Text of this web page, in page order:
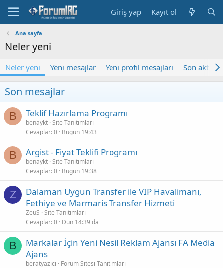
Giriş yap Kayıt ol
Ana sayfa
Neler yeni
Neler yeni Yeni mesajlar Yeni profil mesajları Son aktivite
Son mesajlar
B Teklif Hazırlama Programı
benaykt Site Tanıtımları
Cevaplar 0 Bugün 19:43
B Argist - Fiyat Teklifi Programı
benaykt Site Tanıtımları
Cevaplar 0 Bugün 19:38
Z
Dalaman Uygun Transfer ile VIP Havalimanı,
Fethiye ve Marmaris Transfer Hizmeti
ZeuS Site Tanıtımları
Cevaplar 0 Dün 14:39 da
B
Markalar İçin Yeni Nesil Reklam Ajansı FA Media
Ajans
beratyazıcı
Forum Sitesi Tanıtımları